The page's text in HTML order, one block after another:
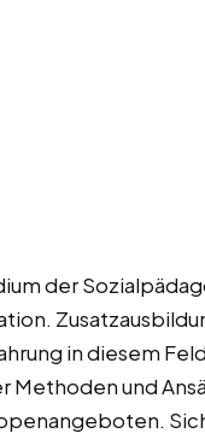
der
in diesem
und